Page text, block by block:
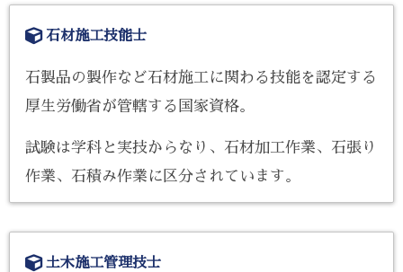
石材施工技能士
石製品の製作など石材施工に関わる技能を認定する
厚生労働省が管轄する国家資格。
試験は学科と実技からなり、石材加工作業、石張り
作業、石積み作業に区分されています。
土木施工管理技士